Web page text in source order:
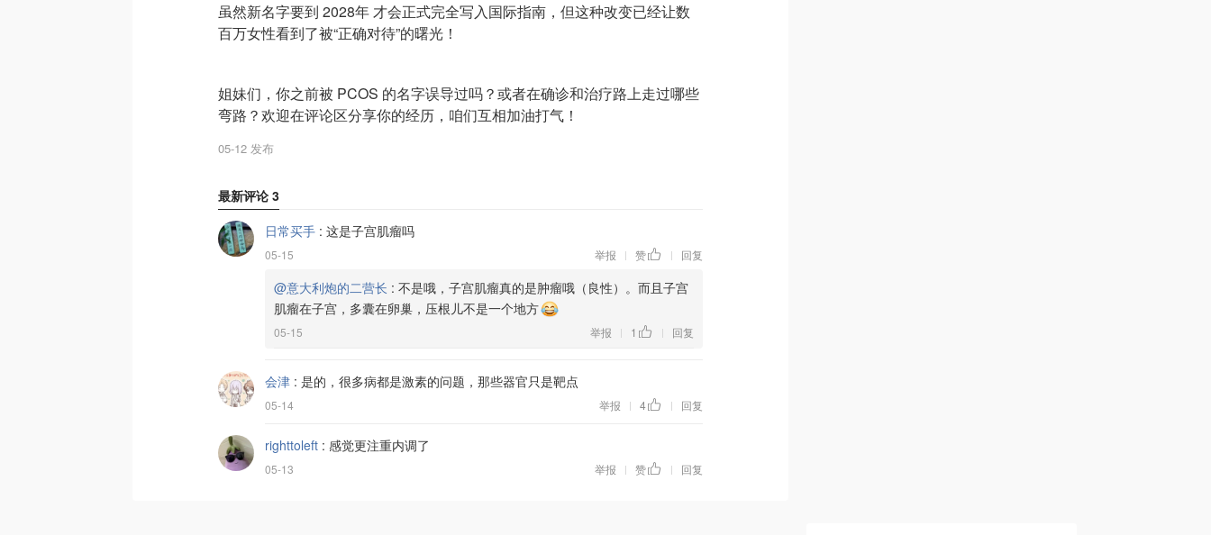
虽然新名字要到 2028年 才会正式完全写入国际指南，但这种改变已经让数
百万女性看到了被“正确对待”的曙光！
姐妹们，你之前被 PCOS 的名字误导过吗？或者在确诊和治疗路上走过哪些
弯路？欢迎在评论区分享你的经历，咱们互相加油打气！
05-12 发布
最新评论 3
日常买手 : 这是子宫肌瘤吗
05-15 举报 | 赞 | 回复
@意大利炮的二营长 : 不是哦，子宫肌瘤真的是肿瘤哦（良性）。而且子宫
肌瘤在子宫，多囊在卵巢，压根儿不是一个地方
05-15 举报 | 1 | 回复
会津 : 是的，很多病都是激素的问题，那些器官只是靶点
05-14 举报 | 4 | 回复
righttoleft : 感觉更注重内调了
05-13 举报 | 赞 | 回复